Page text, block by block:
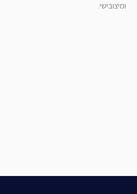
ומיצובישי.